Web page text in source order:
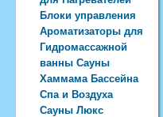
Блоки управления
Ароматизаторы для
Гидромассажной
ванны Сауны
Хаммама Бассейна
Спа и Воздуха
Сауны Люкс